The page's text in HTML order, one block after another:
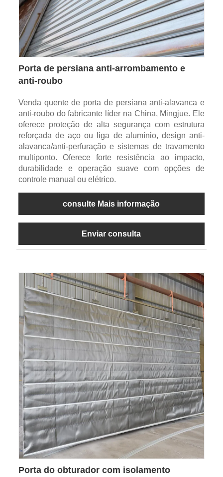
Porta de persiana anti-arrombamento e
anti-roubo
Venda quente de porta de persiana anti-alavanca e
anti-roubo do fabricante líder na China, Mingjue. Ele
oferece proteção de alta segurança com estrutura
reforçada de aço ou liga de alumínio, design anti-
alavanca/anti-perfuração e sistemas de travamento
multiponto. Oferece forte resistência ao impacto,
durabilidade e operação suave com opções de
controle manual ou elétrico.
consulte Mais informação
Enviar consulta
Porta do obturador com isolamento